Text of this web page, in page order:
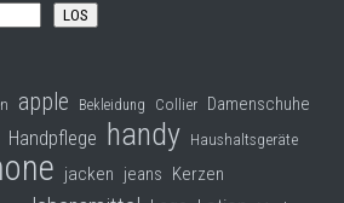
LOS
apple Bekleidung Collier Damenschuhe
Handpflege handy Haushaltsgeräte
jacken jeans Kerzen